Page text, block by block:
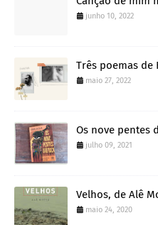
junho 10, 2022
Três poemas
maio 27, 2022
Os nove pentes
julho 09, 2021
Velhos, de Alê
maio 24, 2020